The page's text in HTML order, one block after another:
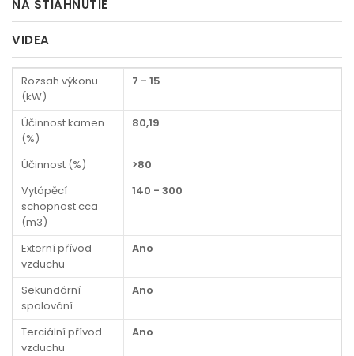
NA STIAHNUTIE
VIDEA
Rozsah výkonu
(kW)
7 - 15
Účinnost kamen
(%)
80,19
Účinnost (%)
>80
Vytápěcí
schopnost cca
(m3)
140 - 300
Externí přívod
vzduchu
Ano
Sekundární
spalování
Ano
Terciální přívod
vzduchu
Ano